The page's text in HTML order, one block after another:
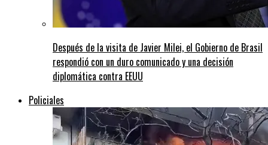
Después de la visita de Javier Milei, el Gobierno de Brasil
respondió con un duro comunicado y una decisión
diplomática contra EEUU
Policiales